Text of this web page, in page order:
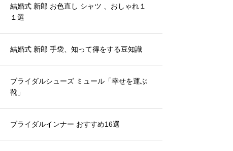
結婚式 新郎 お色直し シャツ 、おしゃれ１
１選
結婚式 新郎 手袋、知って得をする豆知識
ブライダルシューズ ミュール「幸せを運ぶ
靴」
ブライダルインナー おすすめ16選